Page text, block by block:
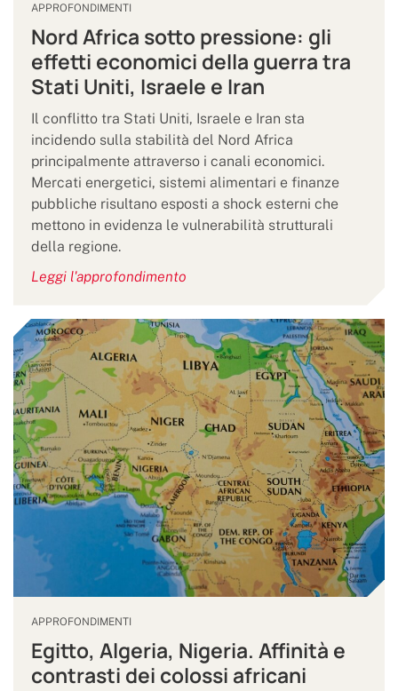
APPROFONDIMENTI
Nord Africa sotto pressione: gli
effetti economici della guerra tra
Stati Uniti, Israele e Iran
Il conflitto tra Stati Uniti, Israele e Iran sta
incidendo sulla stabilità del Nord Africa
principalmente attraverso i canali economici.
Mercati energetici, sistemi alimentari e finanze
pubbliche risultano esposti a shock esterni che
mettono in evidenza le vulnerabilità strutturali
della regione.
Leggi l'approfondimento
APPROFONDIMENTI
Egitto, Algeria, Nigeria. Affinità e
contrasti dei colossi africani